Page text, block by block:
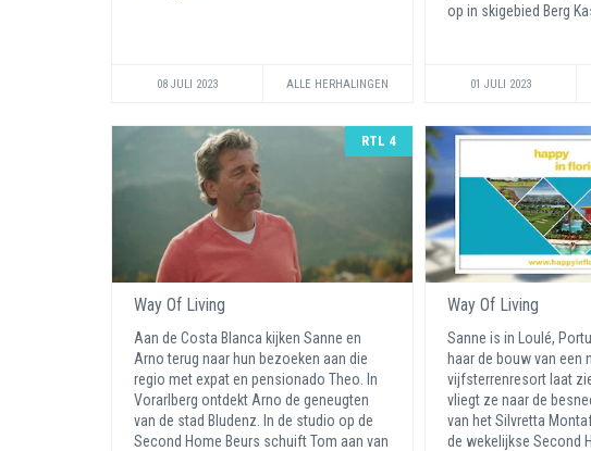
08 JULI 2023 ALLE HERHALINGEN
op in skigebied Berg
01 JULI 2023
RTL 4
Way Of Living
Aan de Costa Blanca kijken Sanne en
Arno terug naar hun bezoeken aan die
regio met expat en pensionado Theo. In
Vorarlberg ontdekt Arno de geneugten
van de stad Bludenz. In de studio op de
Second Home Beurs schuift Tom aan van
Way Of Living
Sanne is in Loulé,
haar de bouw van een
vijfsterrenresort laat
vliegt ze naar de
van het Silvretta
de wekelijkse Second